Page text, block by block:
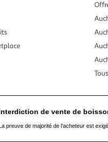
de vente de
preuve de majorité de l'acheteur est